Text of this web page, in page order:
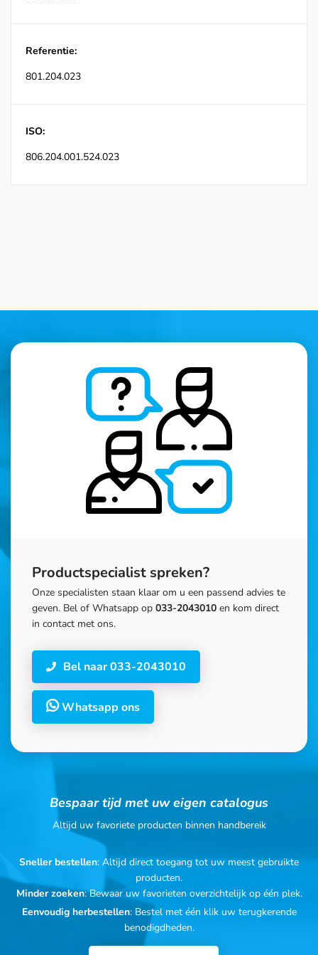
Referentie:
801.204.023
ISO:
806.204.001.524.023
Productspecialist spreken?
Onze specialisten staan klaar om u een passend advies te
geven. Bel of Whatsapp op 033-2043010 en kom direct
in contact met ons.
Bel naar 033-2043010
Whatsapp ons
Bespaar tijd met uw eigen catalogus
Altijd uw favoriete producten binnen handbereik
Sneller bestellen: Altijd direct toegang tot uw meest gebruikte
producten.
Minder zoeken: Bewaar uw favorieten overzichtelijk op één plek.
Eenvoudig herbestellen: Bestel met één klik uw terugkerende
benodigdheden.